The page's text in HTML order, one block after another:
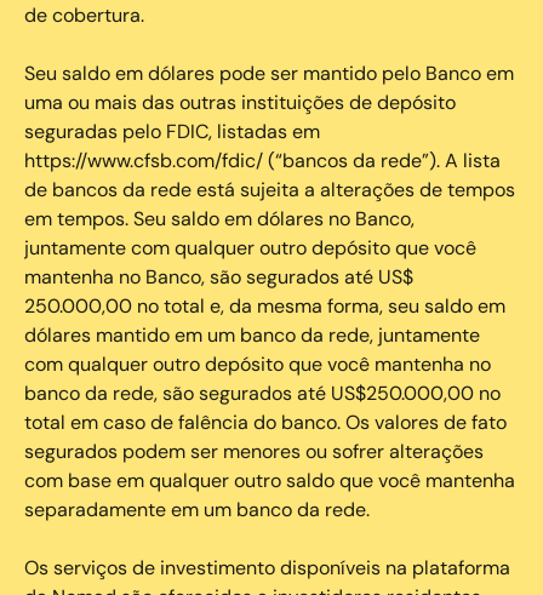
de cobertura.
Seu saldo em dólares pode ser mantido pelo Banco em
uma ou mais das outras instituições de depósito
seguradas pelo FDIC, listadas em
https://www.cfsb.com/fdic/ (“bancos da rede”). A lista
de bancos da rede está sujeita a alterações de tempos
em tempos. Seu saldo em dólares no Banco,
juntamente com qualquer outro depósito que você
mantenha no Banco, são segurados até US$
250.000,00 no total e, da mesma forma, seu saldo em
dólares mantido em um banco da rede, juntamente
com qualquer outro depósito que você mantenha no
banco da rede, são segurados até US$250.000,00 no
total em caso de falência do banco. Os valores de fato
segurados podem ser menores ou sofrer alterações
com base em qualquer outro saldo que você mantenha
separadamente em um banco da rede.
Os serviços de investimento disponíveis na plataforma